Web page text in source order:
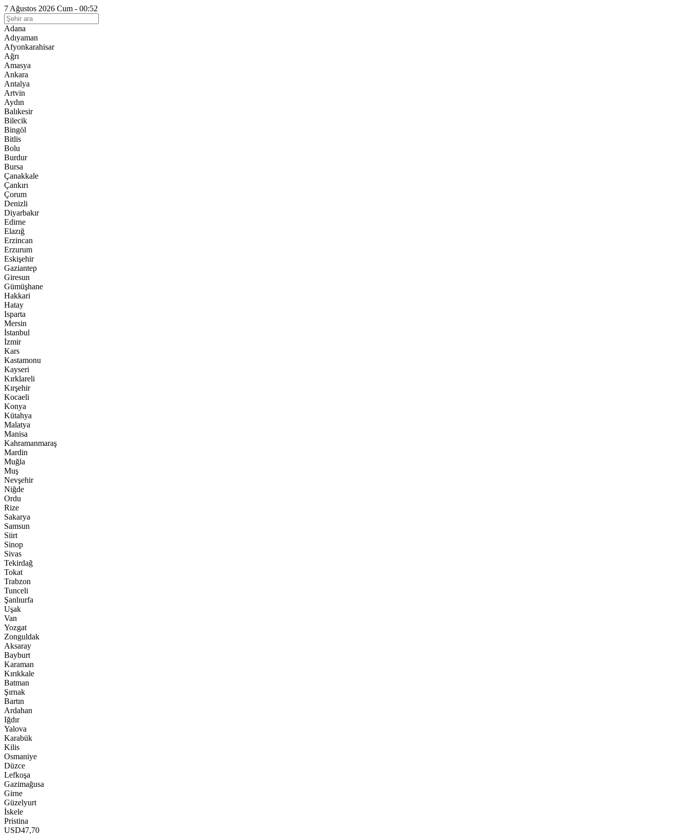
7 Ağustos 2026 Cum - 00:52
Adana
Adıyaman
Afyonkarahisar
Ağrı
Amasya
Ankara
Antalya
Artvin
Aydın
Balıkesir
Bilecik
Bingöl
Bitlis
Bolu
Burdur
Bursa
Çanakkale
Çankırı
Çorum
Denizli
Diyarbakır
Edirne
Elazığ
Erzincan
Erzurum
Eskişehir
Gaziantep
Giresun
Gümüşhane
Hakkari
Hatay
Isparta
Mersin
İstanbul
İzmir
Kars
Kastamonu
Kayseri
Kırklareli
Kırşehir
Kocaeli
Konya
Kütahya
Malatya
Manisa
Kahramanmaraş
Mardin
Muğla
Muş
Nevşehir
Niğde
Ordu
Rize
Sakarya
Samsun
Siirt
Sinop
Sivas
Tekirdağ
Tokat
Trabzon
Tunceli
Şanlıurfa
Uşak
Van
Yozgat
Zonguldak
Aksaray
Bayburt
Karaman
Kırıkkale
Batman
Şırnak
Bartın
Ardahan
Iğdır
Yalova
Karabük
Kilis
Osmaniye
Düzce
Lefkoşa
Gazimağusa
Girne
Güzelyurt
İskele
Pristina
USD47,70